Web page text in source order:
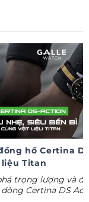
hồ Certina
Titan
trọng lượng và
Certina DS